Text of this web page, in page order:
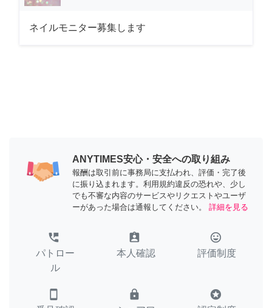
ネイルモニター募集します
ANYTIMES安心・安全への取り組み
報酬は取引前に事務局に支払われ、評価・完了後
に振り込まれます。利用規約違反の恐れや、少し
でも不審な内容のサービスやリクエストやユーザ
ーがあった場合は通報してください。
詳細を見る
perm_phone_msg
パトロー
ル
assignment_ind
本人確認
tag_faces
評価制度
smartphone lock stars